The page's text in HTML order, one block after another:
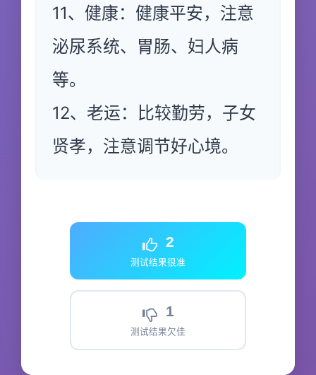
11、健康：健康平安，注意
泌尿系统、胃肠、妇人病
等。
12、老运：比较勤劳，子女
贤孝，注意调节好心境。
2
测试结果很准
1
测试结果欠佳